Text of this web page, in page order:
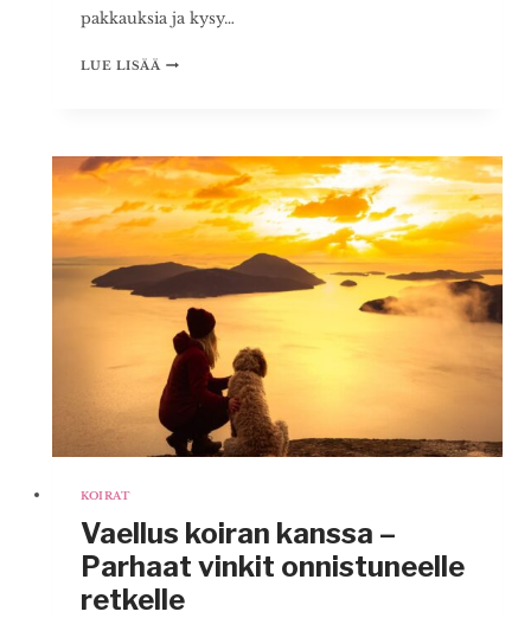
pakkauksia ja kysy…
LUE LISÄÄ PARAS
VALITA
LEMMIKILLESI
PARAS
VAIHTOEHTO?
KOIRAT
Vaellus koiran kanssa –
Parhaat vinkit onnistuneelle
retkelle